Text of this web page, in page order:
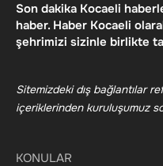
Son dakika Kocaeli
haber. Haber Kocaeli
şehrimizi sizinle birlikte
Sitemizdeki dış bağlantılar
içeriklerinden kuruluşumuz
KONULAR